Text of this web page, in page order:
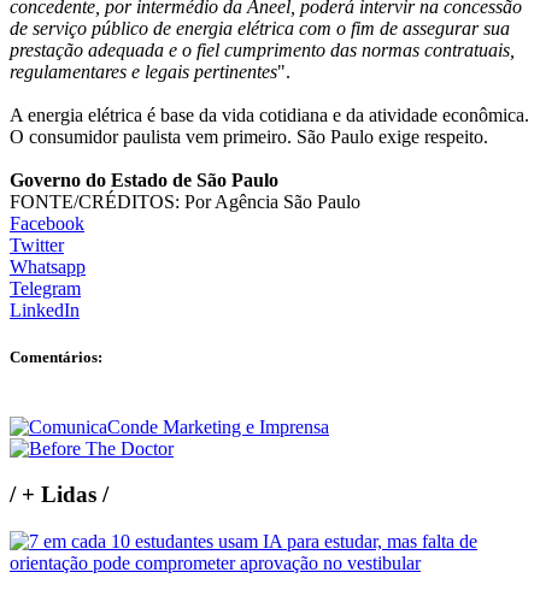
concedente, por intermédio da Aneel, poderá intervir na concessão
de serviço público de energia elétrica com o fim de assegurar sua
prestação adequada e o fiel cumprimento das normas contratuais,
regulamentares e legais pertinentes".
A energia elétrica é base da vida cotidiana e da atividade econômica.
O consumidor paulista vem primeiro. São Paulo exige respeito.
Governo do Estado de São Paulo
FONTE/CRÉDITOS: Por Agência São Paulo
Facebook
Twitter
Whatsapp
Telegram
LinkedIn
Comentários:
/+ Lidas /